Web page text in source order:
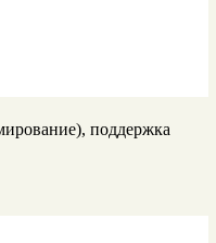
поддержка